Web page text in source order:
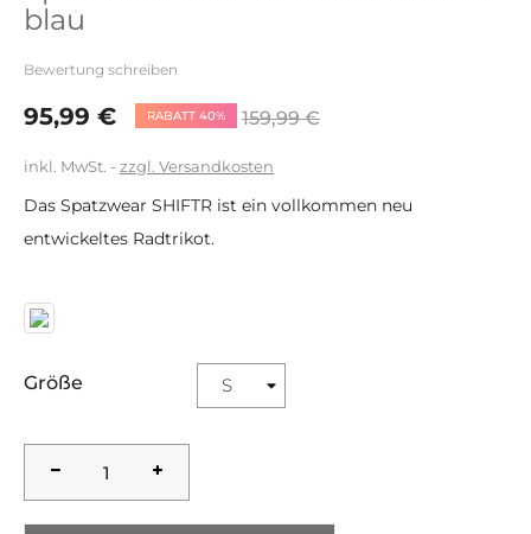
blau
Bewertung schreiben
95,99 € RABATT 40% 159,99 €
inkl. MwSt. zzgl. Versandkosten
Das Spatzwear SHIFTR ist ein vollkommen neu
entwickeltes Radtrikot.
Größe